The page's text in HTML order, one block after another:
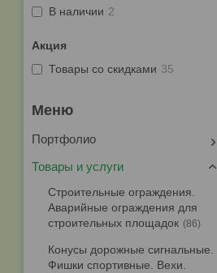
В наличии 2
Акция
Товары со скидками 35
Портфолио
Товары и услуги
Строительные ограждения.
Аварийные ограждения для
строительных площадок
86
Конусы дорожные сигнальные.
Фишки спортивные. Вехи.